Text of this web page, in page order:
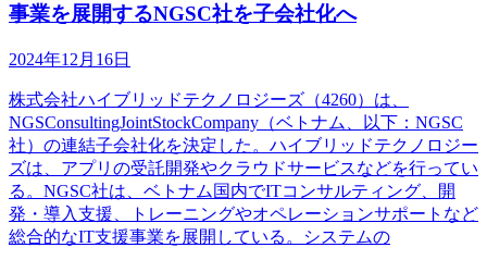
事業を展開するNGSC社を子会社化へ
2024年12月16日
株式会社ハイブリッドテクノロジーズ（4260）は、
NGSConsultingJointStockCompany（ベトナム、以下：NGSC
社）の連結子会社化を決定した。ハイブリッドテクノロジー
ズは、アプリの受託開発やクラウドサービスなどを行ってい
る。NGSC社は、ベトナム国内でITコンサルティング、開
発・導入支援、トレーニングやオペレーションサポートなど
総合的なIT支援事業を展開している。システムの